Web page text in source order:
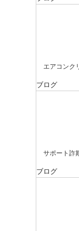
エアコンク
ブログ
サポート詐
ブログ